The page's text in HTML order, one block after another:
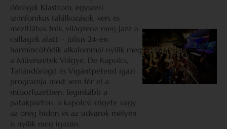
dörögdi Klastrom, egyszeri
szimfonikus találkozások, vers és
mezítlábas folk, világzene meg jazz a
csillagok alatt – július 24-én
harmincötödik alkalommal nyílik meg
a Művészetek Völgye. De Kapolcs,
Taliándörögd és Vigántpetend igazi
programja most sem fér el a
műsorfüzetben: leginkább a
patakparton, a kapolcsi szigete vagy
az öreg hídon és az udvarok mélyén
is nyílik meg igazán.